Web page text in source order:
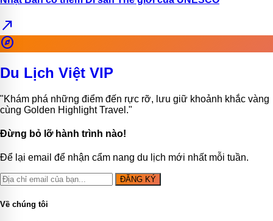
north_east
explore
Du Lịch Việt VIP
"Khám phá những điểm đến rực rỡ, lưu giữ khoảnh khắc vàng
cùng Golden Highlight Travel."
Đừng bỏ lỡ hành trình nào!
Để lại email để nhận cẩm nang du lịch mới nhất mỗi tuần.
ĐĂNG KÝ
Về chúng tôi